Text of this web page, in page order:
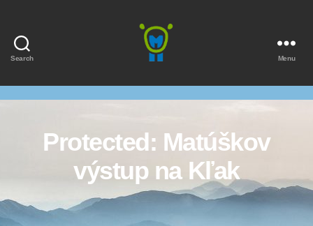
Search Menu
Protected: Matúškov
výstup na Kľak